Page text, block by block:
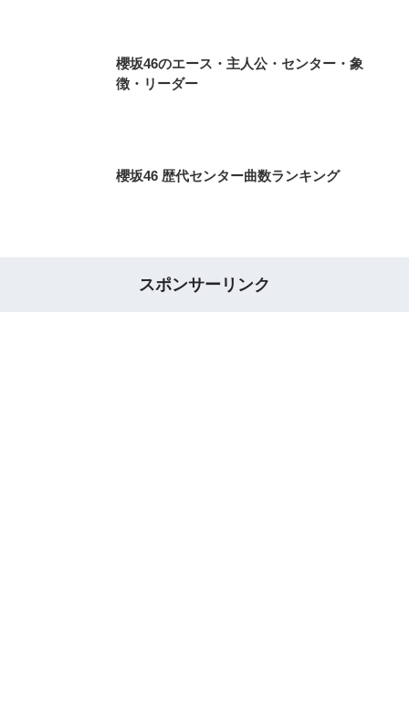
櫻坂46のエース・主人公・センター・象
徴・リーダー
櫻坂46 歴代センター曲数ランキング
スポンサーリンク